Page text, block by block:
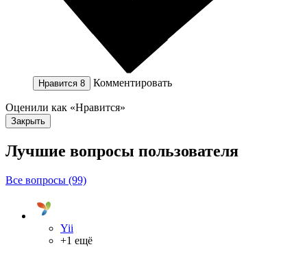
Нравится 8 Комментировать
Оценили как «Нравится»
Закрыть
Лучшие вопросы пользователя
Все вопросы (99)
Yii
+1 ещё